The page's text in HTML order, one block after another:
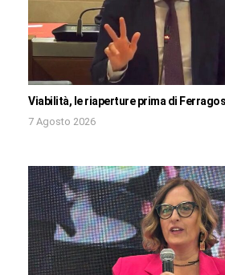
Viabilità, le riaperture prima di
7 Agosto 2026